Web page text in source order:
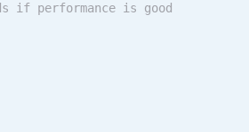
if performance is good